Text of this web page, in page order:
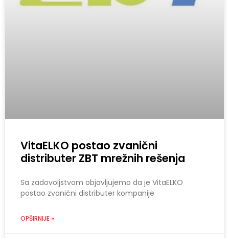
VitaELKO postao zvanični
distributer ZBT mrežnih rešenja
Sa zadovoljstvom objavljujemo da je VitaELKO
postao zvanični distributer kompanije
OPŠIRNIJE »